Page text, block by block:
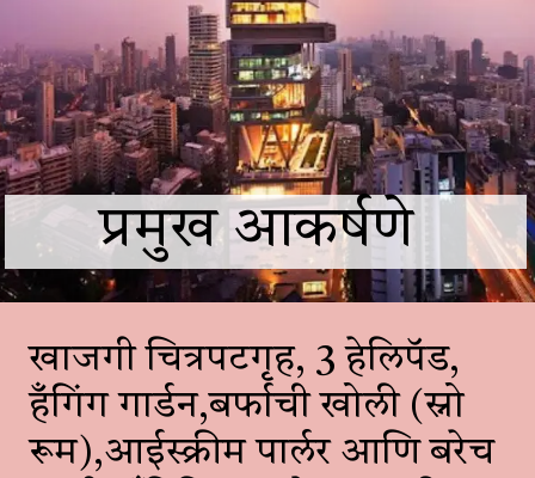
खाजगी चित्रपटगृह, 3 हेलिपॅड,
हँगिंग गार्डन,बर्फाची खोली (स्नो
रूम),आईस्क्रीम पार्लर आणि बरेच
प्रमुख आकर्षणे